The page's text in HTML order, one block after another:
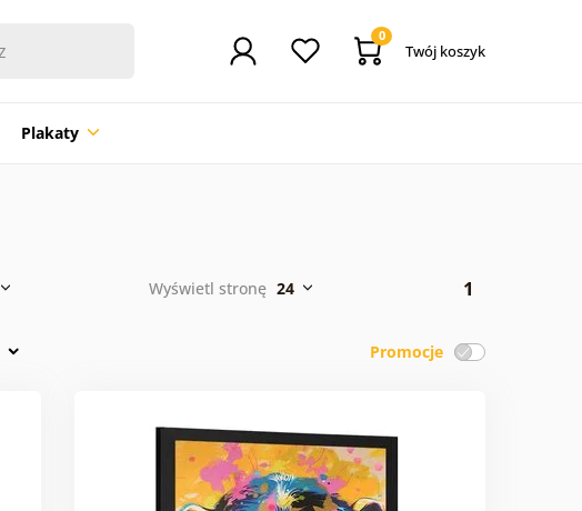
0
Twój koszyk
Plakaty
Wyświetl stronę 24 1
Promocje